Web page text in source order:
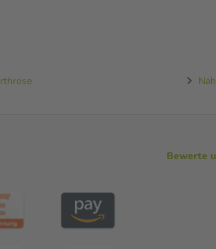
Bewerte